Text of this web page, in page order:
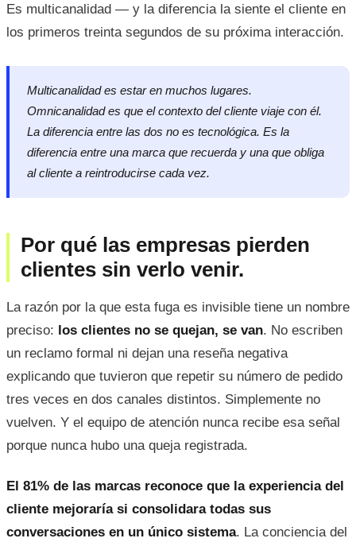
Es multicanalidad — y la diferencia la siente el cliente en
los primeros treinta segundos de su próxima interacción.
Multicanalidad es estar en muchos lugares.
Omnicanalidad es que el contexto del cliente viaje con él.
La diferencia entre las dos no es tecnológica. Es la
diferencia entre una marca que recuerda y una que obliga
al cliente a reintroducirse cada vez.
Por qué las empresas pierden
clientes sin verlo venir.
La razón por la que esta fuga es invisible tiene un nombre
preciso: los clientes no se quejan, se van. No escriben
un reclamo formal ni dejan una reseña negativa
explicando que tuvieron que repetir su número de pedido
tres veces en dos canales distintos. Simplemente no
vuelven. Y el equipo de atención nunca recibe esa señal
porque nunca hubo una queja registrada.
El 81% de las marcas reconoce que la experiencia del
cliente mejoraría si consolidara todas sus
conversaciones en un único sistema. La conciencia del